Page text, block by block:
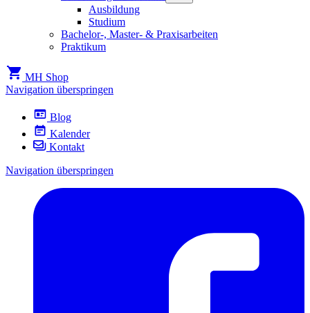
Ausbildung
Studium
Bachelor-, Master- & Praxisarbeiten
Praktikum
MH Shop
Navigation überspringen
Blog
Kalender
Kontakt
Navigation überspringen